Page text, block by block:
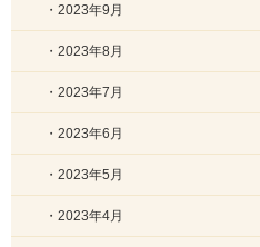
・2023年9月
・2023年8月
・2023年7月
・2023年6月
・2023年5月
・2023年4月